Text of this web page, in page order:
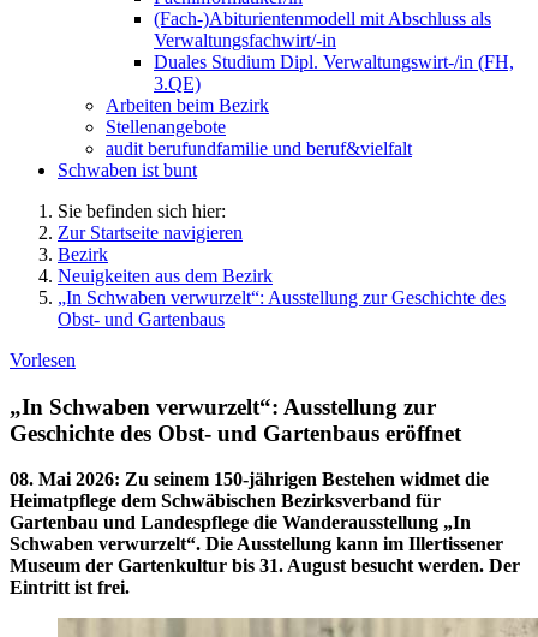
(Fach-)Abiturientenmodell mit Abschluss als
Verwaltungsfachwirt/-in
Duales Studium Dipl. Verwaltungswirt-/in (FH,
3.QE)
Arbeiten beim Bezirk
Stellenangebote
audit berufundfamilie und beruf&vielfalt
Schwaben ist bunt
Sie befinden sich hier:
Zur Startseite navigieren
Bezirk
Neuigkeiten aus dem Bezirk
„In Schwaben verwurzelt“: Ausstellung zur Geschichte des
Obst- und Gartenbaus
Vorlesen
„In Schwaben verwurzelt“: Ausstellung zur
Geschichte des Obst- und Gartenbaus eröffnet
08. Mai 2026: Zu seinem 150-jährigen Bestehen widmet die
Heimatpflege dem Schwäbischen Bezirksverband für
Gartenbau und Landespflege die Wanderausstellung „In
Schwaben verwurzelt“. Die Ausstellung kann im Illertissener
Museum der Gartenkultur bis 31. August besucht werden. Der
Eintritt ist frei.